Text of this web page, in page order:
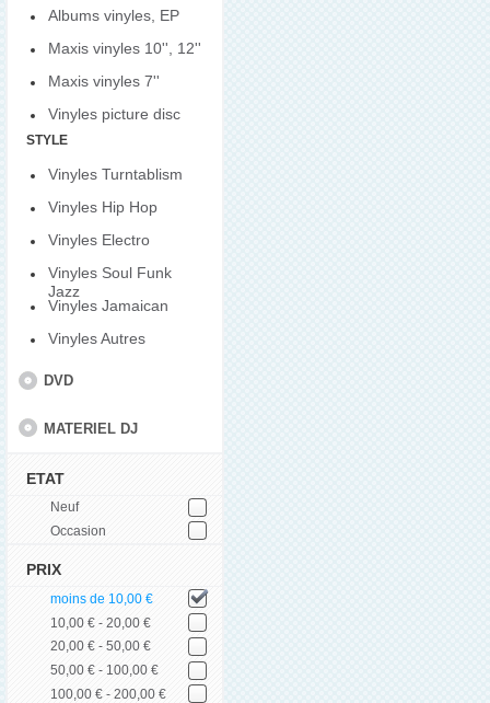
Albums vinyles, EP
Maxis vinyles 10'', 12''
Maxis vinyles 7''
Vinyles picture disc
STYLE
Vinyles Turntablism
Vinyles Hip Hop
Vinyles Electro
Vinyles Soul Funk
Jazz
Vinyles Jamaican
Vinyles Autres
DVD
MATERIEL DJ
ETAT
Neuf
Occasion
PRIX
moins de 10,00 €
10,00 € - 20,00 €
20,00 € - 50,00 €
50,00 € - 100,00 €
100,00 € - 200,00 €